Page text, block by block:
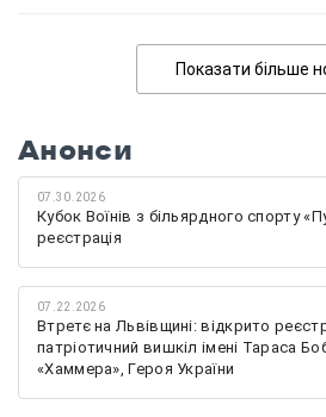
Анонси
07.30.2026
Кубок Воїнів з більярдного спорту
реєстрація
07.22.2026
Втретє на Львівщині: відкрито
патріотичний вишкіл імені Тараса
«Хаммера», Героя України